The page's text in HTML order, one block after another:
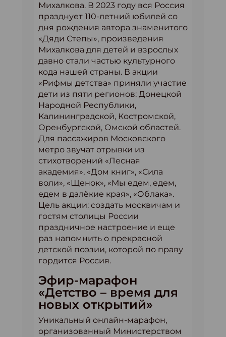
Михалкова. В 2023 году вся Россия
празднует 110-летний юбилей со
дня рождения автора знаменитого
«Дяди Степы», произведения
Михалкова для детей и взрослых
давно стали частью культурного
кода нашей страны. В акции
«Рифмы детства» приняли участие
дети из пяти регионов: Донецкой
Народной Республики,
Калининградской, Костромской,
Оренбургской, Омской областей.
Для пассажиров Московского
метро звучат отрывки из
стихотворений «Лесная
академия», «Дом книг», «Сила
воли», «Щенок», «Мы едем, едем,
едем в далёкие края», «Облака».
Цель акции: создать москвичам и
гостям столицы России
праздничное настроение и еще
раз напомнить о прекрасной
детской поэзии, которой по праву
гордится Россия.
Эфир-марафон
«Детство – время для
новых открытий»
Уникальный онлайн-марафон,
организованный Министерством